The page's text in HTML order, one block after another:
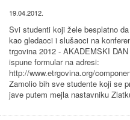
19.04.2012.
Svi studenti koji žele besplatno
kao gledaoci i slušaoci na
trgovina 2012 - AKADEMSKI
ispune formular na adresi:
http://www.etrgovina.org/
Zamolio bih sve studente koji se
jave putem mejla nastavniku